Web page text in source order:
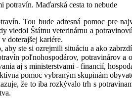
Tou bude adresná pomoc pre
viedol Štátnu veterinárnu a
doterajšej kariére.
ste si ozrejmili situáciu a ako
poľnohospodárov, potravinárov
aj s ministerstvami - financií,
pomoc vybraným skupinám
že to iba rozkývalo trh s